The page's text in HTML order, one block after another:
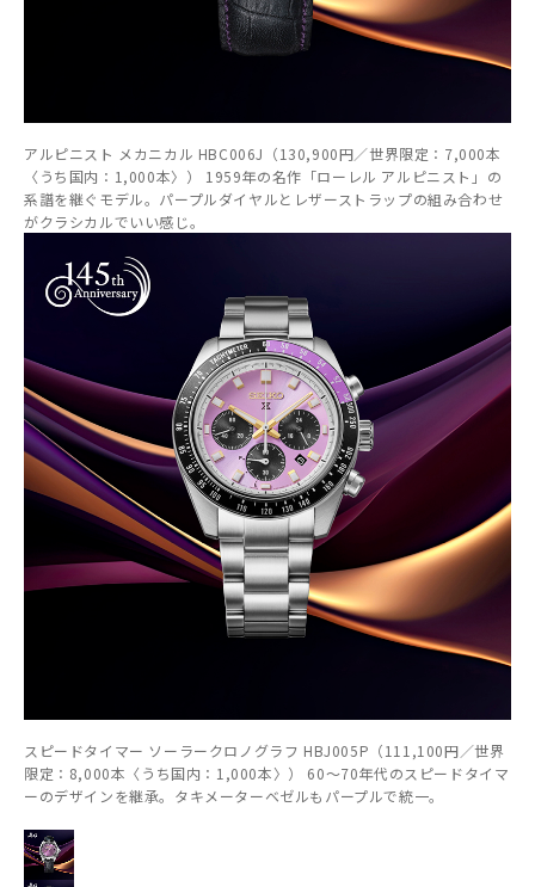
アルピニスト メカニカル HBC006J（130,900円／世界限定：7,000本
〈うち国内：1,000本〉） 1959年の名作「ローレル アルピニスト」の
系譜を継ぐモデル。パープルダイヤルとレザーストラップの組み合わせ
がクラシカルでいい感じ。
スピードタイマー ソーラークロノグラフ HBJ005P（111,100円／世界
限定：8,000本〈うち国内：1,000本〉） 60～70年代のスピードタイマ
ーのデザインを継承。タキメーターベゼルもパープルで統一。